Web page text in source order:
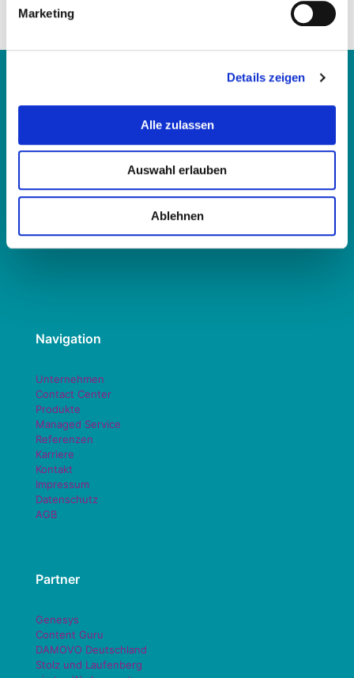
Marketing
Details zeigen
Alle zulassen
Auswahl erlauben
Ablehnen
Hauert 15
info@vrvoice.de
Navigation
Unternehmen
Contact Center
Produkte
Managed Service
Referenzen
Karriere
Kontakt
Impressum
Datenschutz
AGB
Partner
Genesys
Content Guru
DAMOVO Deutschland
Stolz und Laufenberg